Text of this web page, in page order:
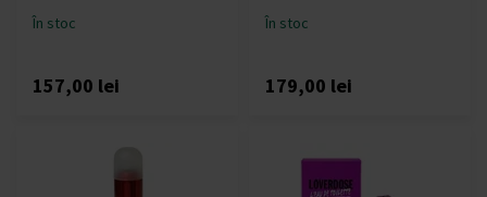
În stoc
157,00 lei
În stoc
179,00 lei